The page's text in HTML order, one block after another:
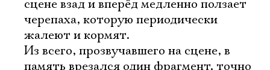
сцене взад и вперёд медленно ползает
черепаха, которую периодически
жалеют и кормят.
Из всего, прозвучавшего на сцене, в
память врезался один фрагмент, точно